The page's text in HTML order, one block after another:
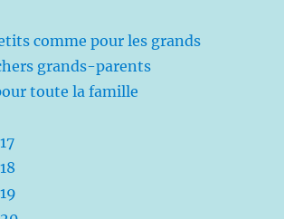
comme pour les grands
grands-parents
toute la famille